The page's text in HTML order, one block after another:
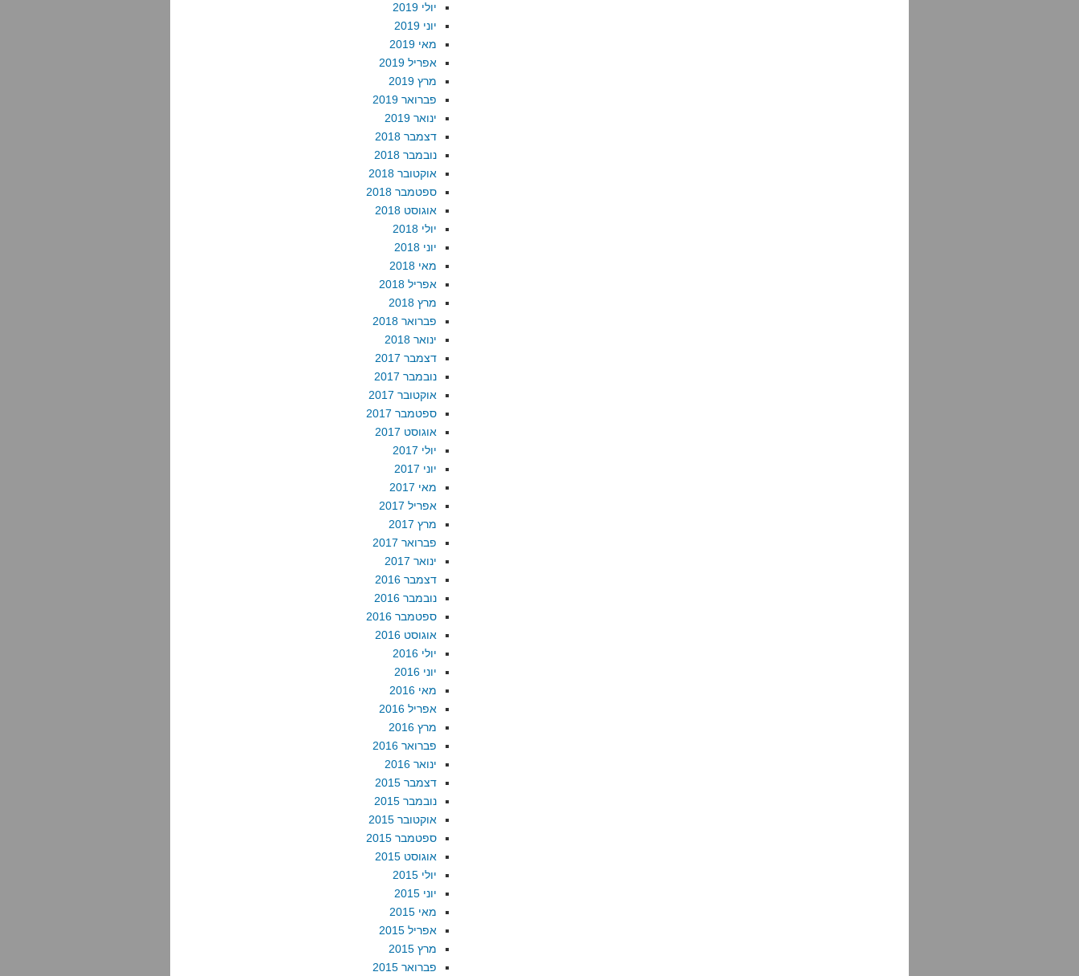
יולי 2019
יוני 2019
מאי 2019
אפריל 2019
מרץ 2019
פברואר 2019
ינואר 2019
דצמבר 2018
נובמבר 2018
אוקטובר 2018
ספטמבר 2018
אוגוסט 2018
יולי 2018
יוני 2018
מאי 2018
אפריל 2018
מרץ 2018
פברואר 2018
ינואר 2018
דצמבר 2017
נובמבר 2017
אוקטובר 2017
ספטמבר 2017
אוגוסט 2017
יולי 2017
יוני 2017
מאי 2017
אפריל 2017
מרץ 2017
פברואר 2017
ינואר 2017
דצמבר 2016
נובמבר 2016
ספטמבר 2016
אוגוסט 2016
יולי 2016
יוני 2016
מאי 2016
אפריל 2016
מרץ 2016
פברואר 2016
ינואר 2016
דצמבר 2015
נובמבר 2015
אוקטובר 2015
ספטמבר 2015
אוגוסט 2015
יולי 2015
יוני 2015
מאי 2015
אפריל 2015
מרץ 2015
פברואר 2015